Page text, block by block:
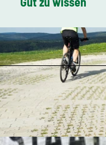
Vogtland, T. Peisker | CC-